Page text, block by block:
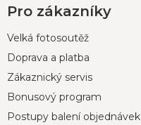
Pro zákazníky
Velká fotosoutěž
Doprava a platba
Zákaznický servis
Bonusový program
Postupy balení objednávek